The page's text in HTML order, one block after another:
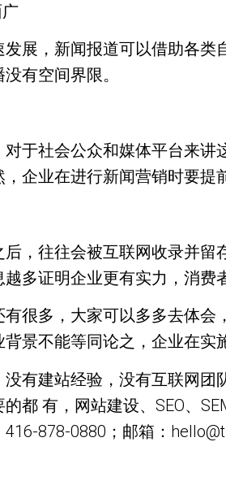
展，新闻报道可以借助各
有空间界限。
于社会公众和媒体平台来
企业在进行新闻营销时要提
，往往会被互联网收录并
多证明企业更有实力，消费
很多，大家可以多多去体
景不能等同论之，企业在实
有建站经验，没有互联网
都 有，网站建设、SEO、
878-0880；邮箱：